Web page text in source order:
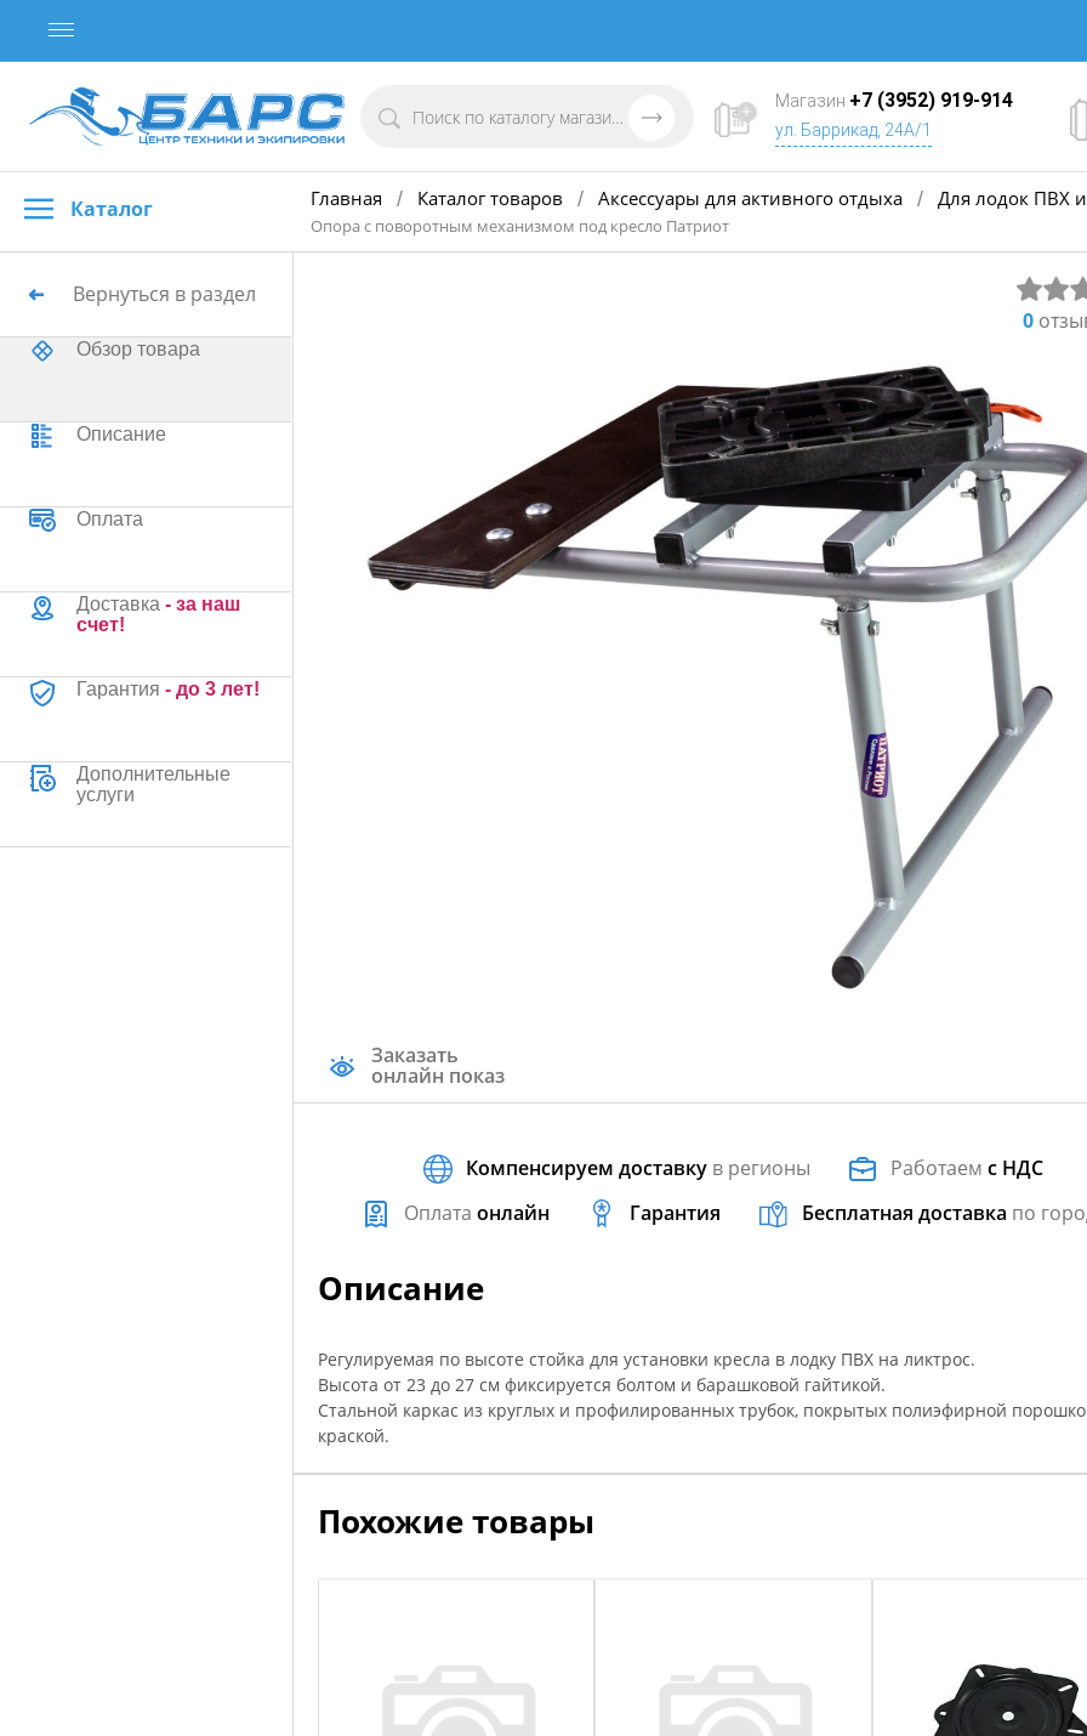
Магазин +7 (3952) 919-914
ул. Баррикад, 24А/1
Каталог Главная / Каталог товаров / Аксессуары для активного отдыха / Для лодок ПВХ и
Опора с поворотным механизмом под кресло Патриот
Вернуться в раздел
Обзор товара
Описание
Оплата
Доставка - за наш
счет!
Гарантия - до 3 лет!
Дополнительные
услуги
0
Заказать
онлайн показ
Компенсируем доставку в регионы Работаемс НДС
Оплата онлайн Гарантия Бесплатная доставка по
Описание
Регулируемая по высоте стойка для установки кресла в лодку ПВХ на ликтрос.
Высота от 23 до 27 см фиксируется болтом и барашковой гайтикой.
Стальной каркас из круглых и профилированных трубок, покрытых полиэфирной
краской.
Похожие товары